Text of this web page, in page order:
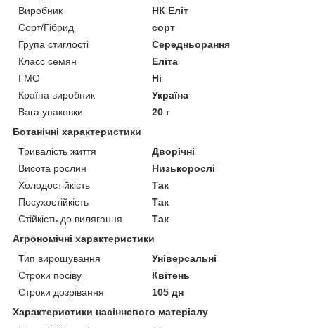
Виробник
НК Еліт
Сорт/Гібрид
сорт
Група стиглості
Середньорання
Класс семян
Еліта
ГМО
Ні
Країна виробник
Україна
Вага упаковки
20 г
Ботанічні характеристики
Тривалість життя
Дворічні
Висота рослин
Низькорослі
Холодостійкість
Так
Посухостійкість
Так
Стійкість до вилягання
Так
Агрономічні характеристики
Тип вирощування
Універсальні
Строки посіву
Квітень
Строки дозрівання
105 дн
Характеристики насіннєвого матеріалу